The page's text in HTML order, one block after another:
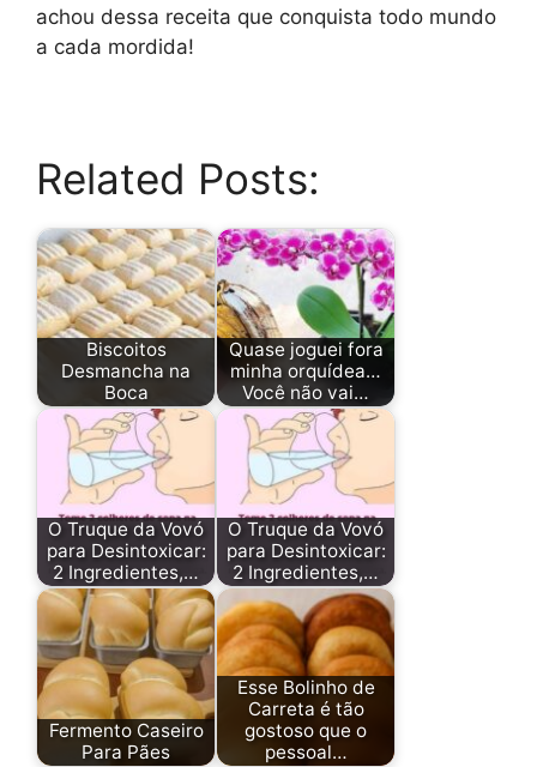
achou dessa receita que conquista todo mundo
a cada mordida!
Related Posts:
Biscoitos
Desmancha na
Boca
Quase joguei fora
minha orquídea…
Você não vai…
O Truque da Vovó
para Desintoxicar:
2 Ingredientes,…
O Truque da Vovó
para Desintoxicar:
2 Ingredientes,…
Fermento Caseiro
Para Pães
Esse Bolinho de
Carreta é tão
gostoso que o
pessoal…